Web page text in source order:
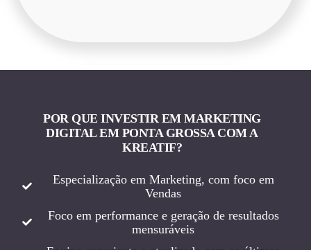
POR QUE INVESTIR EM MARKETING
DIGITAL EM PONTA GROSSA COM A
KREATIF?
Especialização em Marketing, com foco em
Vendas
Foco em performance e geração de resultados
mensuráveis